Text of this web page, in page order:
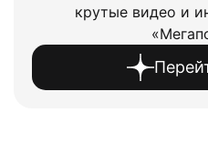
крутые видео и